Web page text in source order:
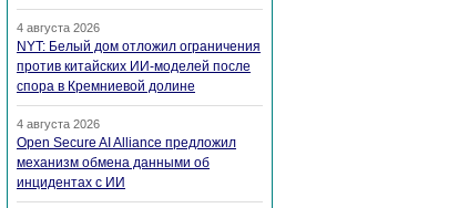
4 августа 2026
NYT: Белый дом отложил ограничения
против китайских ИИ-моделей после
спора в Кремниевой долине
4 августа 2026
Open Secure AI Alliance предложил
механизм обмена данными об
инцидентах с ИИ